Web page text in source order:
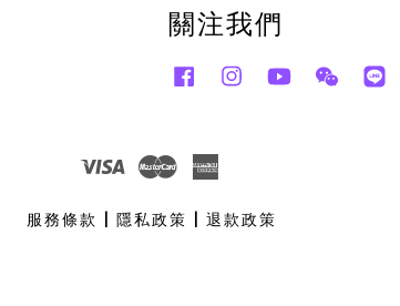
關注我們
FacebookInstagram
YouTube
Visa Master
服務條款
隱私政策 退款政策